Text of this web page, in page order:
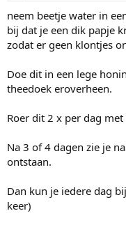
neem beetje water in
bij dat je een dik papje
zodat er geen klontjes
Doe dit in een lege
theedoek eroverheen.
Roer dit 2 x per dag
Na 3 of 4 dagen zie je
ontstaan.
Dan kun je iedere dag
keer)